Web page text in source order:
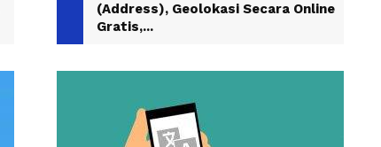
(Address), Geolokasi Secara Online
Gratis,...